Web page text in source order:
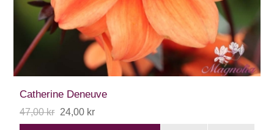
Catherine Deneuve
47,00 kr 24,00 kr